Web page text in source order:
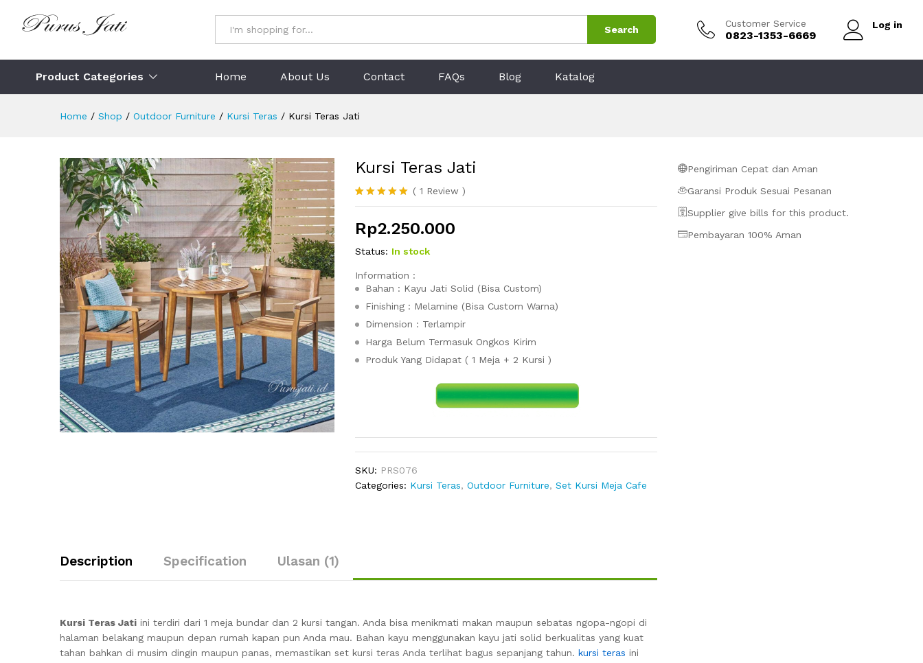
Search
Customer Service
0823-1353-6669
Log in
Product Categories Home About Us Contact FAQs Blog Katalog
Home / Shop / Outdoor Furniture / Kursi Teras / Kursi Teras Jati
Kursi Teras Jati
Peringkat
berdasarka
1
penilaian
pelanggan
( 1 Review)
Rp2.250.000
Status: In stock
Information :
Bahan : Kayu Jati Solid (Bisa Custom)
Finishing : Melamine (Bisa Custom Warna)
Dimension : Terlampir
Harga Belum Termasuk Ongkos Kirim
Produk Yang Didapat ( 1 Meja + 2 Kursi )
SKU: PRS076
Categories: Kursi Teras,Outdoor Furniture,Set Kursi Meja Cafe
Description Specification Ulasan (1)
Kursi Teras Jati ini terdiri dari 1 meja bundar dan 2 kursi tangan. Anda bisa menikmati makan maupun sebatas ngopa-ngopi di
halaman belakang maupun depan rumah kapan pun Anda mau. Bahan kayu menggunakan kayu jati solid berkualitas yang kuat
tahan bahkan di musim dingin maupun panas, memastikan set kursi teras Anda terlihat bagus sepanjang tahun. kursi teras ini
Pengiriman Cepat dan Aman
Garansi Produk Sesuai Pesanan
Supplier give bills for this product.
Pembayaran 100% Aman
Description
Rp